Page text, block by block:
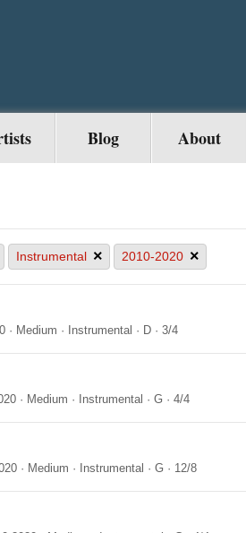
Blog About
Instrumental × 2010-2020 ×
· Medium · Instrumental · D · 3/4
· Medium · Instrumental · G · 4/4
· Medium · Instrumental · G · 12/8